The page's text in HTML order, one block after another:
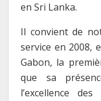
en Sri Lanka.
Il convient de
service en 2008,
Gabon, la
que sa
l’excellence